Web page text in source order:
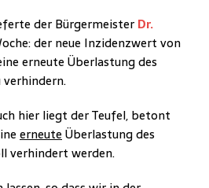
der Bürgermeister Dr.
der neue Inzidenzwert von
erneute Überlastung des
verhindern.
hier liegt der Teufel, betont
erneute Überlastung des
verhindert werden.